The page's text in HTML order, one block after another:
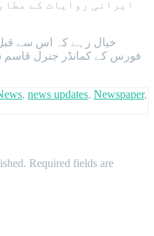
ایرانی روایات کے
فورس کے کمانڈر جنرل قاسم
, news updates, Newspaper,
Required fields are